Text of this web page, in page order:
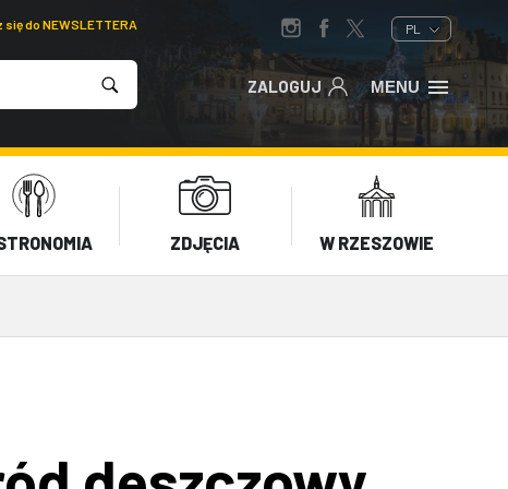
się do NEWSLETTERA PL
ZALOGUJ MENU
ZDJĘCIA W RZESZOWIE